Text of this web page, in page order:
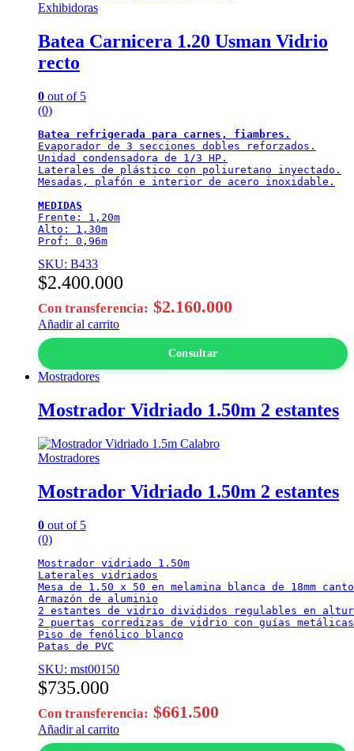
Exhibidoras
Batea Carnicera 1.20 Usman Vidrio
recto
0 out of 5
(0)
Batea refrigerada para carnes, fiambres.
Evaporador de 3 secciones dobles reforzados.
Unidad condensadora de 1/3 HP.
Laterales de plástico con poliuretano inyectado.
Mesadas, plafón e interior de acero inoxidable.
MEDIDAS
Frente: 1,20m
Alto: 1,30m
Prof: 0,96m
SKU: B433
$2.400.000
Con transferencia: $2.160.000
Añadir al carrito
Consultar
Mostradores
Mostrador Vidriado 1.50m 2 estantes
Mostradores
Mostrador Vidriado 1.50m 2 estantes
0 out of 5
(0)
Mostrador vidriado 1.50m
Laterales vidriados
Mesa de 1.50 x 50 en melamina blanca de 18mm
Armazón de aluminio
2 estantes de vidrio divididos regulables en
2 puertas corredizas de vidrio con guías metálicas
Piso de fenólico blanco
Patas de PVC
SKU: mst00150
$735.000
Con transferencia: $661.500
Añadir al carrito